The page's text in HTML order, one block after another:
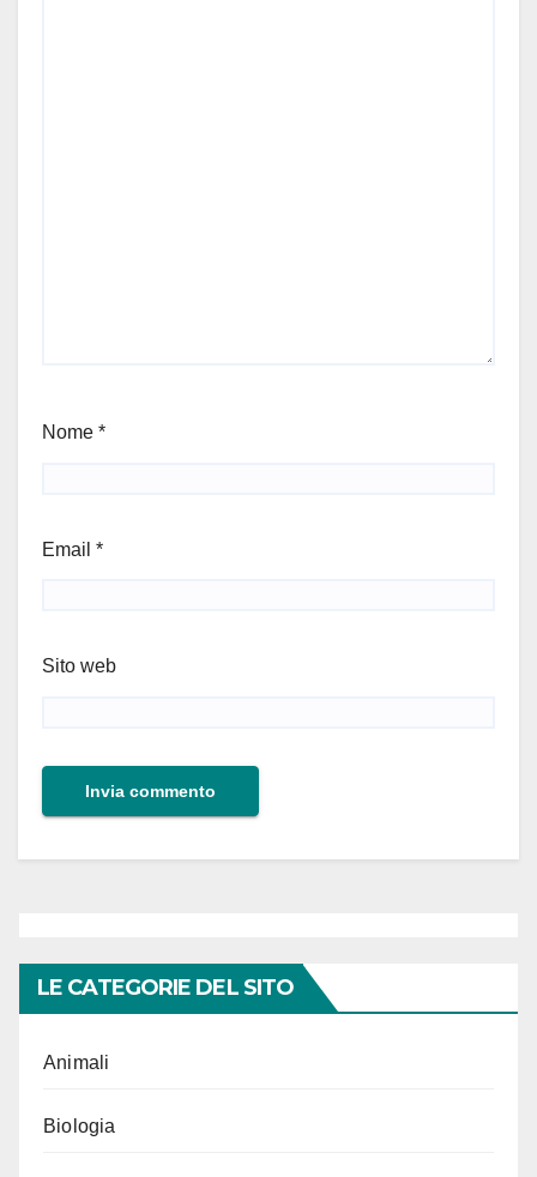
Nome *
Email *
Sito web
LE CATEGORIE DEL SITO
Animali
Biologia